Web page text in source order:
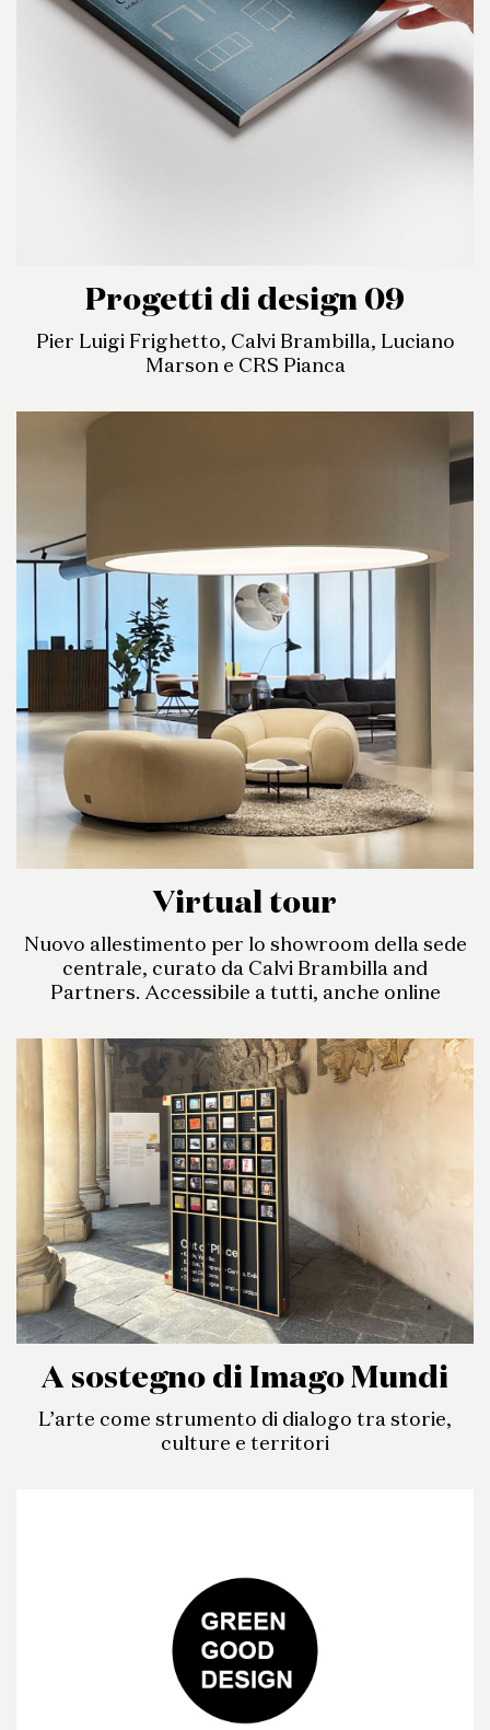
Progetti di design 09
Pier Luigi Frighetto, Calvi Brambilla, Luciano
Marson e CRS Pianca
Virtual tour
Nuovo allestimento per lo showroom della sede
centrale, curato da Calvi Brambilla and
Partners. Accessibile a tutti, anche online
A sostegno di Imago Mundi
L’arte come strumento di dialogo tra storie,
culture e territori